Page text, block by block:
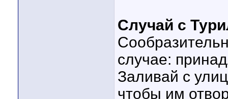
Случай с
случае:
Заливай с
чтобы им